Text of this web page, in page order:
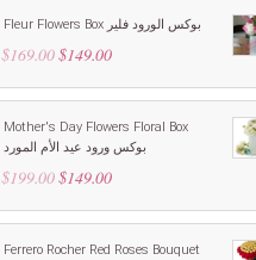
Fleur Flowers Box بوكس الورود فلير
$169.00 Original
was:
$149.00Current
is:
Mother's Day Flowers Floral Box
بوكس ورود عيد الأم المورد
$199.00 Original
was:
$149.00Current
is:
Ferrero Rocher Red Roses Bouquet